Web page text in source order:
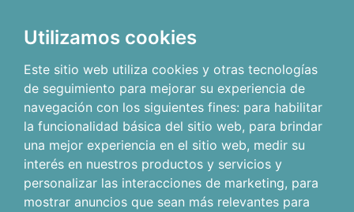
Utilizamos cookies
Este sitio web utiliza cookies y otras tecnologías
de seguimiento para mejorar su experiencia de
navegación con los siguientes fines: para habilitar
la funcionalidad básica del sitio web, para brindar
una mejor experiencia en el sitio web, medir su
interés en nuestros productos y servicios y
personalizar las interacciones de marketing, para
mostrar anuncios que sean más relevantes para